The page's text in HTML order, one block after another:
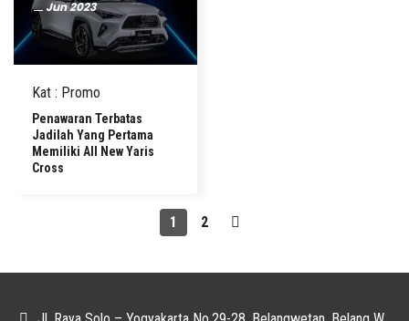
KREDIT
KONTAK
Jun 2023
Kat : Promo
Penawaran Terbatas
Jadilah Yang Pertama
Memiliki All New Yaris
Cross
1 2